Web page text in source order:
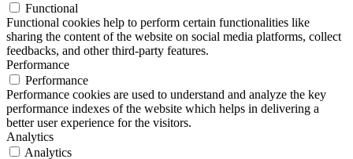
Functional
Functional cookies help to perform certain functionalities like
sharing the content of the website on social media platforms, collect
feedbacks, and other third-party features.
Performance
Performance
Performance cookies are used to understand and analyze the key
performance indexes of the website which helps in delivering a
better user experience for the visitors.
Analytics
Analytics